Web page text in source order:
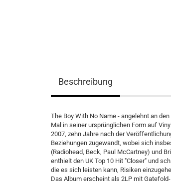
Beschreibung
The Boy With No Name - angelehnt an
Mal in seiner ursprünglichen Form auf
2007, zehn Jahre nach der
Beziehungen zugewandt, wobei sich
(Radiohead, Beck, Paul McCartney) und
enthielt den UK Top 10 Hit "Closer" und
die es sich leisten kann, Risiken
Das Album erscheint als 2LP mit